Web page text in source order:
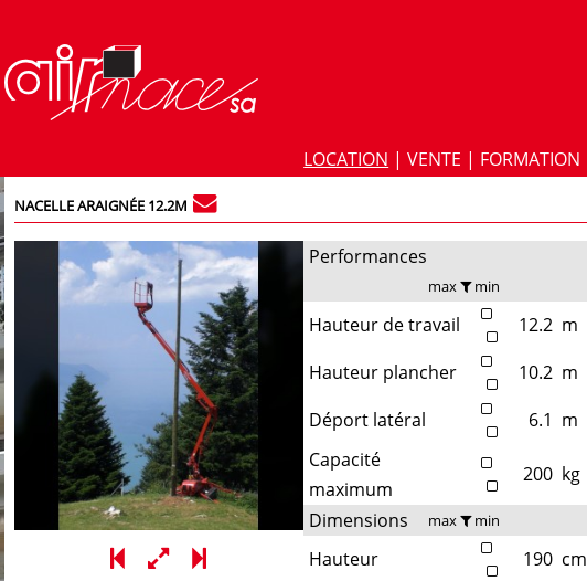
LOCATION |VENTE | FORMATION
NACELLE ARAIGNÉE 12.2M
Performances
max min
Hauteur de travail 12.2 m
Hauteur plancher
10.2 m
Déport latéral
6.1 m
Capacité
maximum
200 kg
Dimensions
max min
Hauteur 190 cm